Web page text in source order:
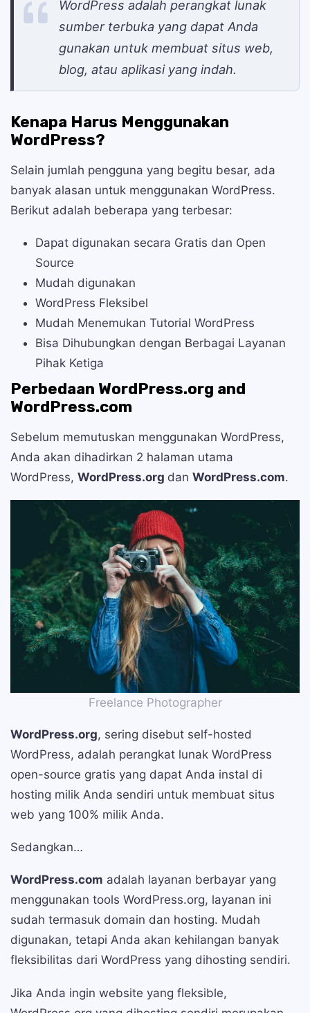
WordPress adalah perangkat lunak
sumber terbuka yang dapat Anda
gunakan untuk membuat situs web,
blog, atau aplikasi yang indah.
Kenapa Harus Menggunakan
WordPress?
Selain jumlah pengguna yang begitu besar, ada
banyak alasan untuk menggunakan WordPress.
Berikut adalah beberapa yang terbesar:
Dapat digunakan secara Gratis dan Open
Source
Mudah digunakan
WordPress Fleksibel
Mudah Menemukan Tutorial WordPress
Bisa Dihubungkan dengan Berbagai Layanan
Pihak Ketiga
Perbedaan WordPress.org and
WordPress.com
Sebelum memutuskan menggunakan WordPress,
Anda akan dihadirkan 2 halaman utama
WordPress, WordPress.org dan WordPress.com.
Freelance Photographer
WordPress.org, sering disebut self-hosted
WordPress, adalah perangkat lunak WordPress
open-source gratis yang dapat Anda instal di
hosting milik Anda sendiri untuk membuat situs
web yang 100% milik Anda.
Sedangkan…
WordPress.com adalah layanan berbayar yang
menggunakan tools WordPress.org, layanan ini
sudah termasuk domain dan hosting. Mudah
digunakan, tetapi Anda akan kehilangan banyak
fleksibilitas dari WordPress yang dihosting sendiri.
Jika Anda ingin website yang fleksible,